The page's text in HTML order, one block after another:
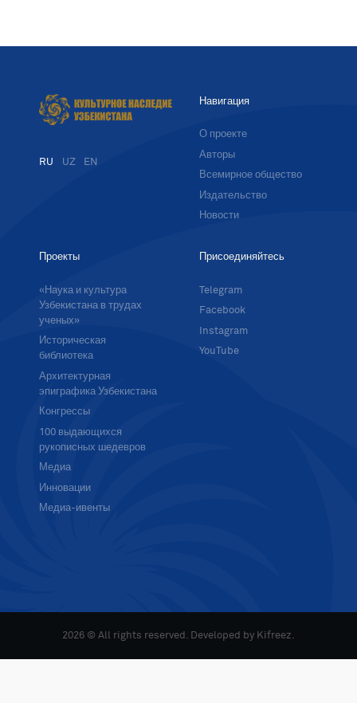
RU UZ EN
Навигация
О проекте
Авторы
Всемирное общество
Издательство
Новости
Проекты
«Наука и культура
Узбекистана в трудах
ученых»
Историческая
библиотека
Архитектурная
эпиграфика Узбекистана
Конгрессы
100 выдающихся
рукописных шедевров
Медиа
Инновации
Медиа-ивенты
Присоединяйтесь
Telegram
Facebook
Instagram
YouTube
2026 © All rights reserved. Developed by Kifreez.